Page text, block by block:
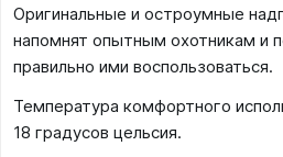
Оригинальные и остроумные
напомнят опытным охотникам и
правильно ими воспользоваться.
Температура комфортного
18 градусов цельсия.